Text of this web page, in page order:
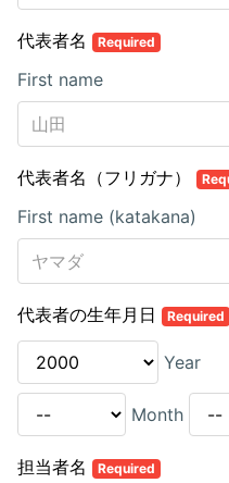
代表者名 Required
First name
代表者名（フリガナ）
First name (katakana)
代表者の生年月日 Required
Year
Month
担当者名 Required